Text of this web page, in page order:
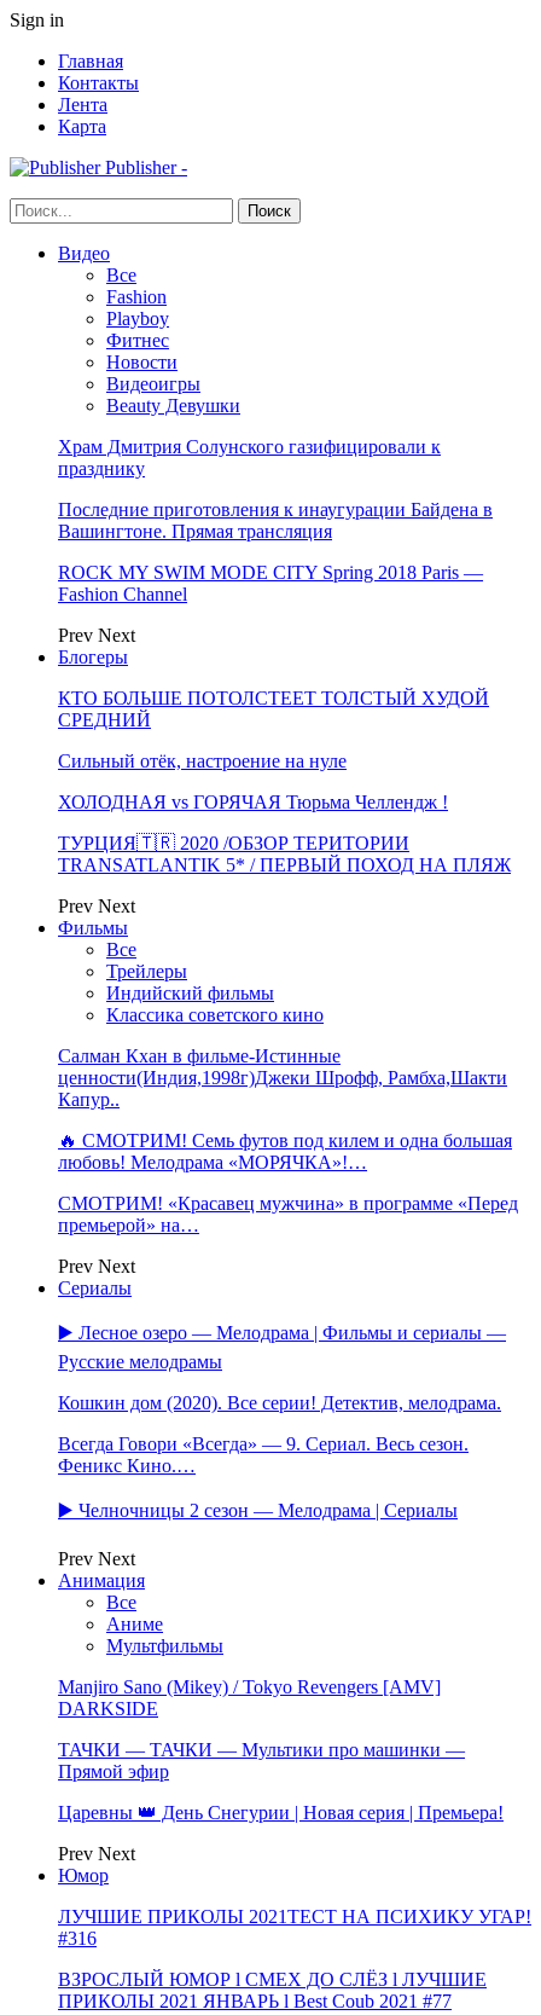
Sign in
Главная
Контакты
Лента
Карта
Publisher -
Видео
Все
Fashion
Playboy
Фитнес
Новости
Видеоигры
Beauty Девушки
Храм Дмитрия Солунского газифицировали к
празднику
Последние приготовления к инаугурации Байдена в
Вашингтоне. Прямая трансляция
ROCK MY SWIM MODE CITY Spring 2018 Paris —
Fashion Channel
Prev Next
Блогеры
КТО БОЛЬШЕ ПОТОЛСТЕЕТ ТОЛСТЫЙ ХУДОЙ
СРЕДНИЙ
Сильный отёк, настроение на нуле
ХОЛОДНАЯ vs ГОРЯЧАЯ Тюрьма Челлендж !
ТУРЦИЯ🇹🇷 2020 /ОБЗОР ТЕРИТОРИИ
TRANSATLANTIK 5* / ПЕРВЫЙ ПОХОД НА ПЛЯЖ
Prev Next
Фильмы
Все
Трейлеры
Индийский фильмы
Классика советского кино
Салман Кхан в фильме-Истинные
ценности(Индия,1998г)Джеки Шрофф, Рамбха,Шакти
Капур..
🔥 СМОТРИМ! Семь футов под килем и одна большая
любовь! Мелодрама «МОРЯЧКА»!…
СМОТРИМ! «Красавец мужчина» в программе «Перед
премьерой» на…
Prev Next
Сериалы
▶️ Лесное озеро — Мелодрама | Фильмы и сериалы —
Русские мелодрамы
Кошкин дом (2020). Все серии! Детектив, мелодрама.
Всегда Говори «Всегда» — 9. Сериал. Весь сезон.
Феникс Кино.…
▶️ Челночницы 2 сезон — Мелодрама | Сериалы
Prev Next
Анимация
Все
Аниме
Мультфильмы
Manjiro Sano (Mikey) / Tokyo Revengers [AMV]
DARKSIDE
ТАЧКИ — ТАЧКИ — Мультики про машинки —
Прямой эфир
Царевны 👑 День Снегурии | Новая серия | Премьера!
Prev Next
Юмор
ЛУЧШИЕ ПРИКОЛЫ 2021ТЕСТ НА ПСИХИКУ УГАР!
#316
ВЗРОСЛЫЙ ЮМОР l СМЕХ ДО СЛЁЗ l ЛУЧШИЕ
ПРИКОЛЫ 2021 ЯНВАРЬ l Best Coub 2021 #77